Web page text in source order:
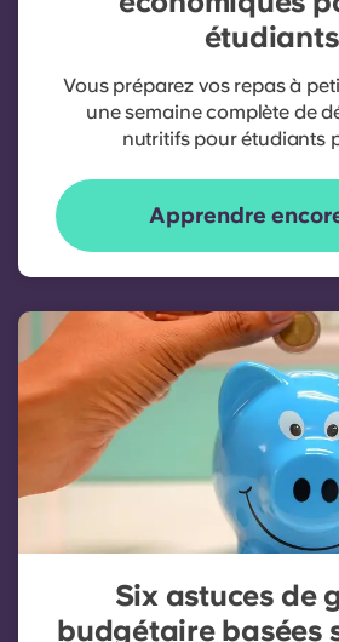
étudiants
Vous préparez vos repas à
une semaine complète de
nutritifs pour étudiants
Apprendre
Six astuces de
budgétaire basées